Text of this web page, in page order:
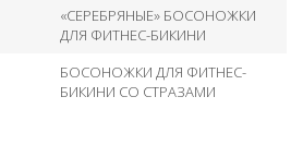
«СЕРЕБРЯНЫЕ» БОСОНОЖКИ
ДЛЯ ФИТНЕС-БИКИНИ
БОСОНОЖКИ ДЛЯ ФИТНЕС-
БИКИНИ СО СТРАЗАМИ